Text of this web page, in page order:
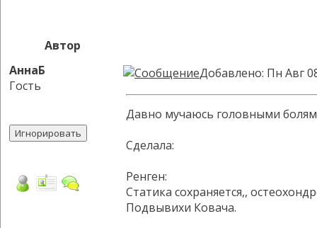
Автор
АннаБ
Гость
Добавлено: Пн Авг
Давно мучаюсь головными
Сделала:
Ренген:
Статика сохраняется,,
Подвывихи Ковача.